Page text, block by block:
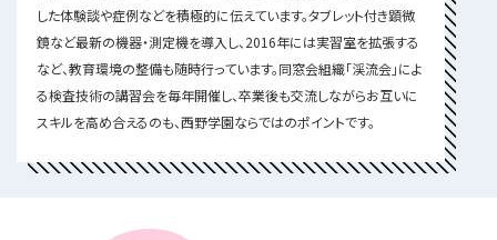
した体験談や症例などを積極的に伝えています。タブレット付き顕微
鏡など最新の機器・測定機を導入し、2016年には実習室を拡張する
など、教育環境の整備も随時行っています。同窓会組織「渓流会」によ
る検査技術の講習会を毎年開催し、卒業後も交流しながらお互いに
スキルを高め合えるのも、西野学園ならではのポイントです。